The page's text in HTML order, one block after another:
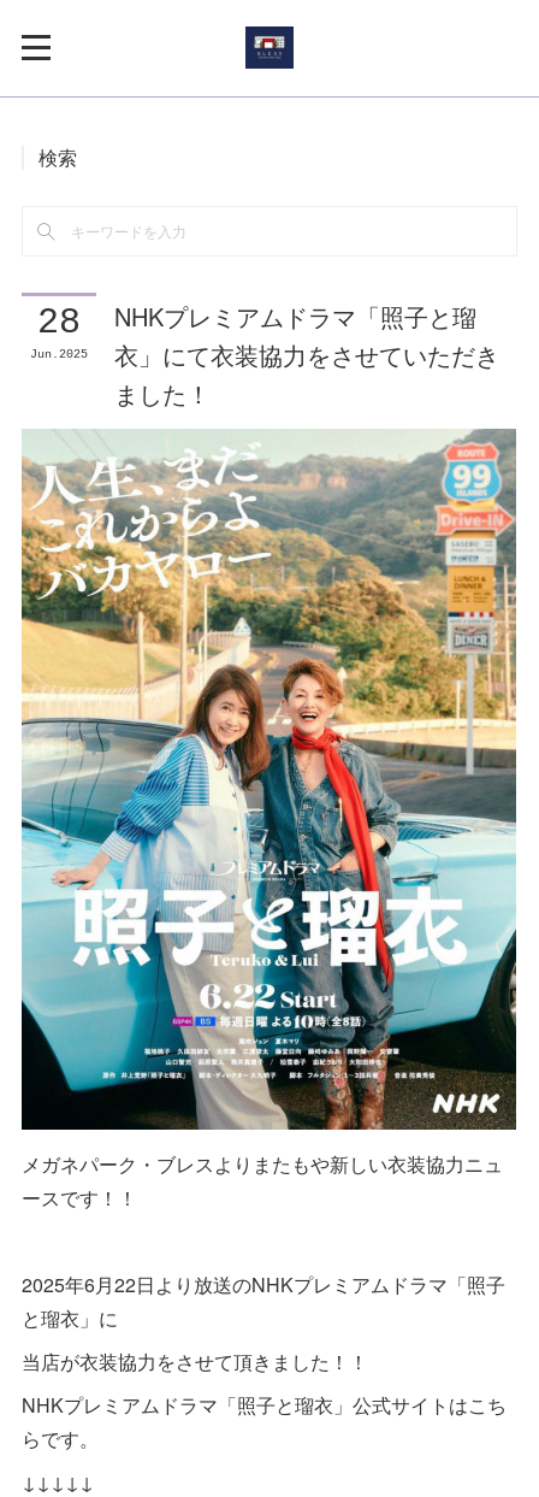
検索
28
Jun 2025
NHKプレミアムドラマ「照子と瑠
衣」にて衣装協力をさせていただき
ました！
メガネパーク・ブレスよりまたもや新しい衣装協力ニュ
ースです！！
2025年6月22日より放送のNHKプレミアムドラマ「照子
と瑠衣」に
当店が衣装協力をさせて頂きました！！
NHKプレミアムドラマ「照子と瑠衣」公式サイトはこち
らです。
↓↓↓↓↓